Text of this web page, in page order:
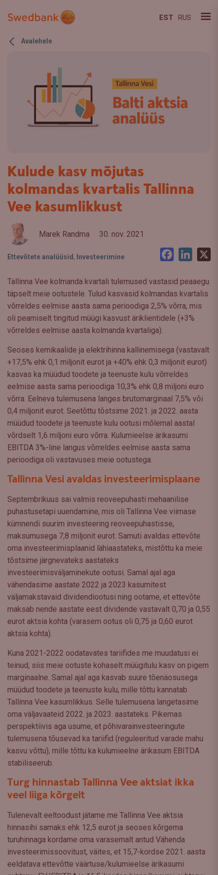
EST RUS
Avalehele
Kulude kasv mõjutas
kolmandas kvartalis Tallinna
Vee kasumlikkust
Marek Randma 30. nov. 2021
Ettevõtete analüüsid , Investeerimine Facebook
Tallinna Vee kolmanda kvartali tulemused vastasid peaaegu
täpselt meie ootustele. Tulud kasvasid kolmandas kvartalis
võrreldes eelmise aasta sama perioodiga 2,5% võrra, mis
oli peamiselt tingitud müügi kasvust äriklientidele (+3%
võrreldes eelmise aasta kolmanda kvartaliga).
Seoses kemikaalide ja elektrihinna kallinemisega (vastavalt
+17,5% ehk 0,1 miljonit eurot ja +40% ehk 0,3 miljonit eurot)
kasvas ka müüdud toodete ja teenuste kulu võrreldes
eelmise aasta sama perioodiga 10,3% ehk 0,8 miljoni euro
võrra. Eelneva tulemusena langes brutomarginaal 7,5% või
0,4 miljonit eurot. Seetõttu tõstsime 2021. ja 2022. aasta
müüdud toodete ja teenuste kulu ootusi mõlemal aastal
võrdselt 1,6 miljoni euro võrra. Kulumieelse ärikasumi
EBITDA 3%-line langus võrreldes eelmise aasta sama
perioodiga oli vastavuses meie ootustega.
Tallinna Vesi avaldas investeerimisplaane
Septembrikuus sai valmis reoveepuhasti mehaanilise
puhastusetapi uuendamine, mis oli Tallinna Vee viimase
kümnendi suurim investeering reoveepuhastisse,
maksumusega 7,8 miljonit eurot. Samuti avaldas ettevõte
oma investeerimisplaanid lähiaastateks, mistõttu ka meie
tõstsime järgnevateks aastateks
investeerimisväljaminekute ootusi. Samal ajal aga
vähendasime aastate 2022 ja 2023 kasumitest
väljamakstavaid dividendiootusi ning ootame, et ettevõte
maksab nende aastate eest dividende vastavalt 0,70 ja 0,55
eurot aktsia kohta (varasem ootus oli 0,75 ja 0,60 eurot
aktsia kohta).
Kuna 2021-2022 oodatavates tariifides me muudatusi ei
teinud, siis meie ootuste kohaselt müügitulu kasv on pigem
marginaalne. Samal ajal aga kasvab suure tõenäosusega
müüdud toodete ja teenuste kulu, mille tõttu kannatab
Tallinna Vee kasumlikkus. Selle tulemusena langetasime
oma väljavaateid 2022. ja 2023. aastateks. Pikemas
perspektiivis aga usume, et põhivarainvesteeringute
tulemusena tõusevad ka tariifid (reguleeritud varade mahu
kasvu võttu), mille tõttu ka kulumieelne ärikasum EBITDA
stabiliseerub.
Turg hinnastab Tallinna Vee aktsiat ikka
veel liiga kõrgelt
Tulenevalt eeltoodust jätame me Tallinna Vee aktsia
hinnasihi samaks ehk 12,5 eurot ja seoses kõrgema
turuhinnaga kordame oma varasemalt antud Vähenda
investeerimissoovitust, väites, et 15,7-kordse 2021. aasta
eeldatava ettevõtte väärtuse/kulumieelse ärikasumi